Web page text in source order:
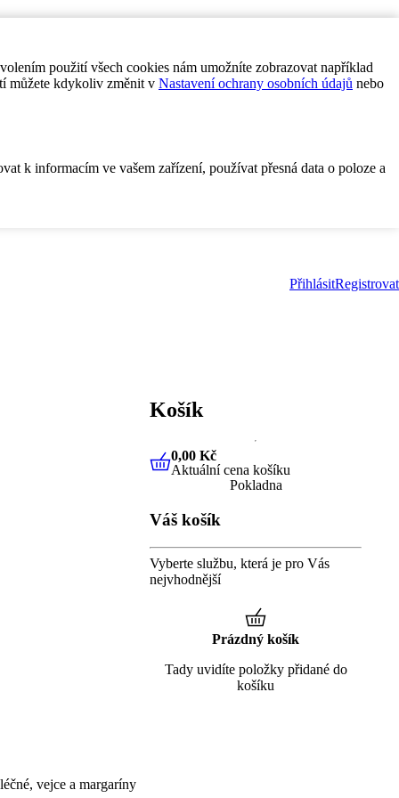
použití všech cookies nám umožníte zobrazovat například
můžete kdykoliv změnit v Nastavení ochrany osobních údajů nebo
k informacím ve vašem zařízení, používat přesná data o poloze a
PřihlásitRegistrovat
vejce a margaríny
Košík
0,00 KčAktuální cena košíku
0,00 Kč
Aktuální cena košíku
Pokladna
Váš košík
Vyberte službu, která je pro Vás
nejvhodnější
Prázdný košík
Tady uvidíte položky přidané do
košíku